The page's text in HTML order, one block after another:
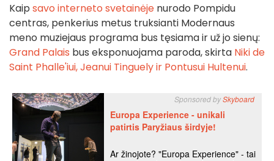
Kaip savo interneto svetainėje nurodo Pompidu
centras, penkerius metus truksianti Modernaus
meno muziejaus programa bus tęsiama ir už jo sienų:
Grand Palais bus eksponuojama paroda, skirta Niki de
Saint Phalle'iui, Jeanui Tinguely ir Pontusui Hultenui.